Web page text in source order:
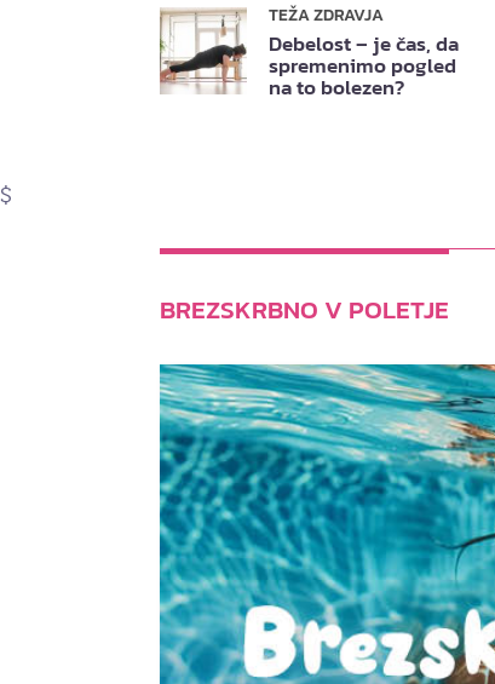
TEŽA ZDRAVJA
Debelost – je čas, da
spremenimo pogled
na to bolezen?
$
BREZSKRBNO V POLETJE